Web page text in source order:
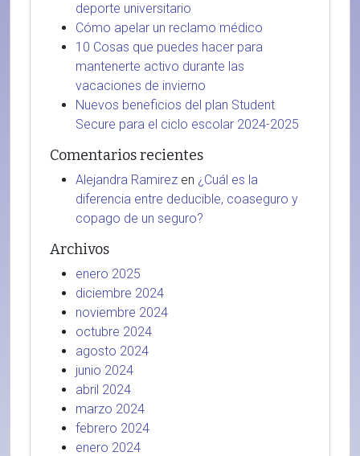
deporte universitario
Cómo apelar un reclamo médico
10 Cosas que puedes hacer para
mantenerte activo durante las
vacaciones de invierno
Nuevos beneficios del plan Student
Secure para el ciclo escolar 2024-2025
Comentarios recientes
Alejandra Ramirez en ¿Cuál es la
diferencia entre deducible, coaseguro y
copago de un seguro?
Archivos
enero 2025
diciembre 2024
noviembre 2024
octubre 2024
agosto 2024
junio 2024
abril 2024
marzo 2024
febrero 2024
enero 2024